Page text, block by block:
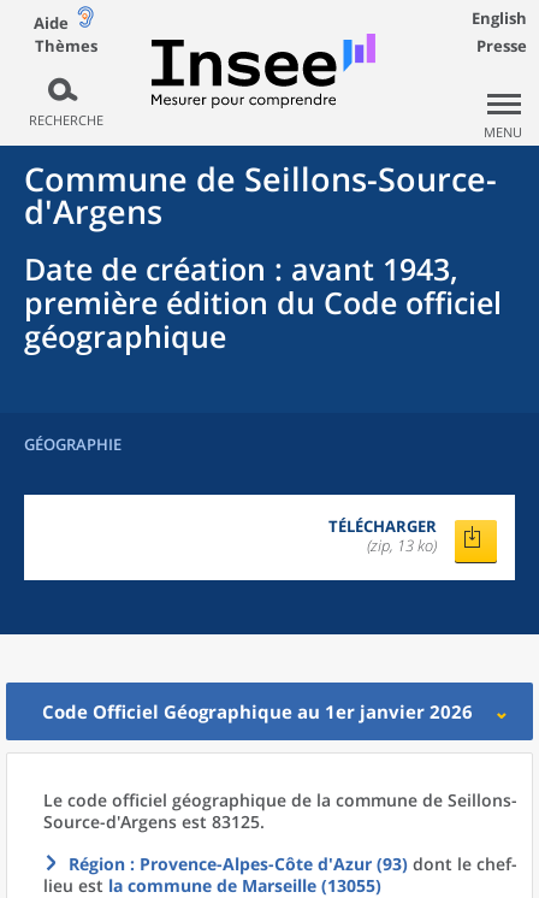
Aide
Thèmes
RECHERCHE
English
Presse
MENU
Commune de Seillons-Source-
d'Argens
Date de création : avant 1943,
première édition du Code officiel
géographique
GÉOGRAPHIE
TÉLÉCHARGER
(zip, 13 ko)
Code Officiel Géographique au 1er janvier 2026
Le code officiel géographique de la commune de Seillons-
Source-d'Argens est 83125.
Région : Provence-Alpes-Côte d'Azur (93) dont le chef-
lieu est la commune de Marseille (13055)